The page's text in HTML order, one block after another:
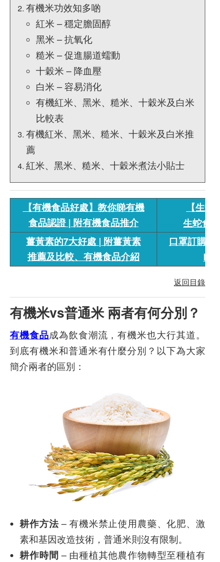
有機米功效知多啲
紅米 – 穩定膽固醇
黑米 – 抗氧化
糙米 – 促進腸道蠕動
十穀米 – 降血壓
白米 – 容易消化
有機紅米、黑米、糙米、十穀米及白米
比較表
有機紅米、黑米、糙米、十穀米及白米推
薦
紅米、黑米、糙米、十穀米煮法小貼士
【有機食品好處】教你睇有機
食品認證 | 附有機食品推介
【生
生蛇食
薑黃素的7大好處 | 附薑黃素
推薦及比較、有機食品介紹
口罩訂購專
返回目錄
有機米vs普通米 兩者有何分別？
有機食品成為飲食潮流，有機米也大行其道。
到底有機米和普通米有什麼分別？以下為大家
簡介兩者的區別：
耕作方法 – 有機米禁止使用農藥、化肥、激
素和基因改造技術，普通米則沒有限制。
耕作時間 – 由種植其他農作物轉型至種植有